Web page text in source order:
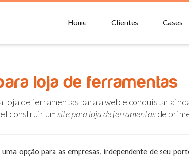
Home Clientes Cases
loja de ferramentas
loja de ferramentas para a web e conquistar
construir umsite para loja de ferramentasde
opção para as empresas, independente de seu